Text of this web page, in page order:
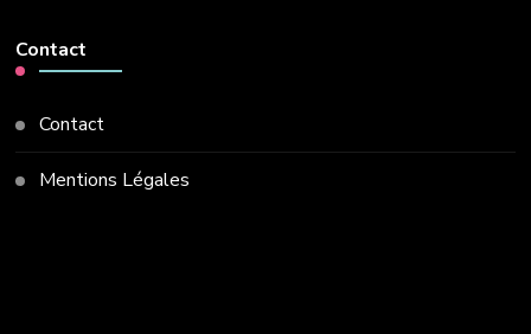
Contact
Contact
Mentions Légales